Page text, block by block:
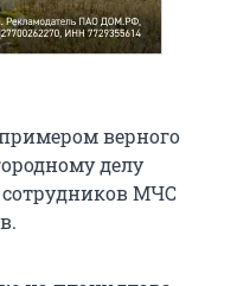
верного
делу
сотрудников МЧС